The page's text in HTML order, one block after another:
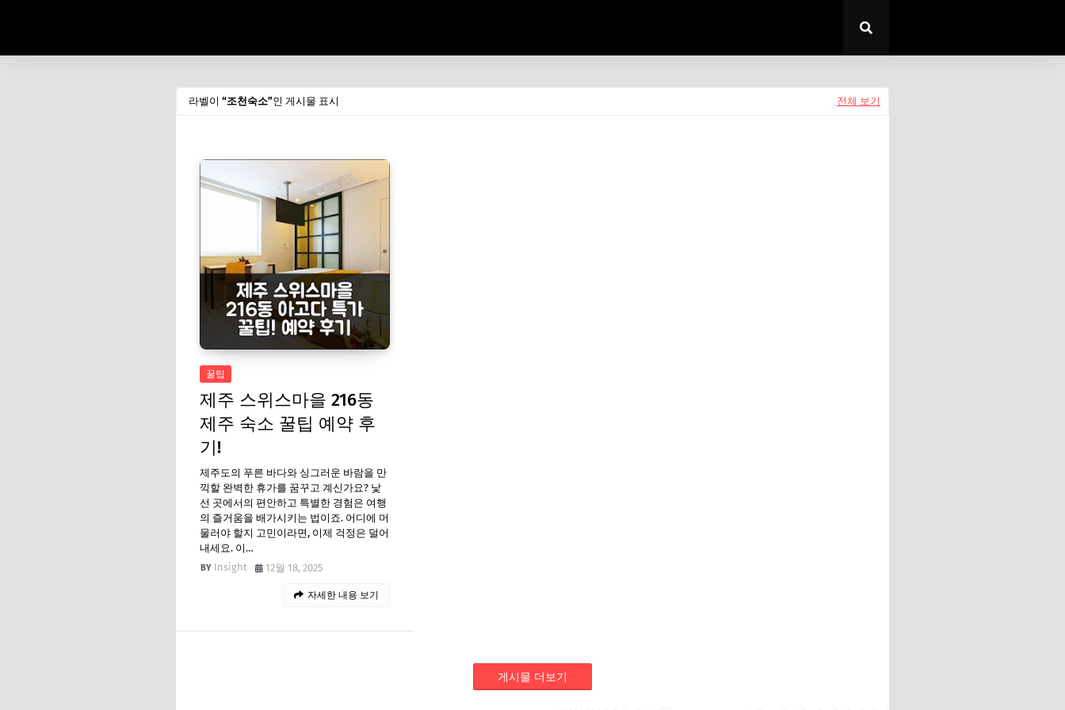
라벨이 조천숙소 인 게시물 표시 전체 보기
꿀팁
제주 스위스마을 216동
제주 숙소 꿀팁 예약 후
기!
제주도의 푸른 바다와 싱그러운 바람을 만
끽할 완벽한 휴가를 꿈꾸고 계신가요? 낯
선 곳에서의 편안하고 특별한 경험은 여행
의 즐거움을 배가시키는 법이죠. 어디에 머
물러야 할지 고민이라면, 이제 걱정은 덜어
내세요. 이…
Insight
12월 18, 2025
자세한 내용 보기
게시물 더보기